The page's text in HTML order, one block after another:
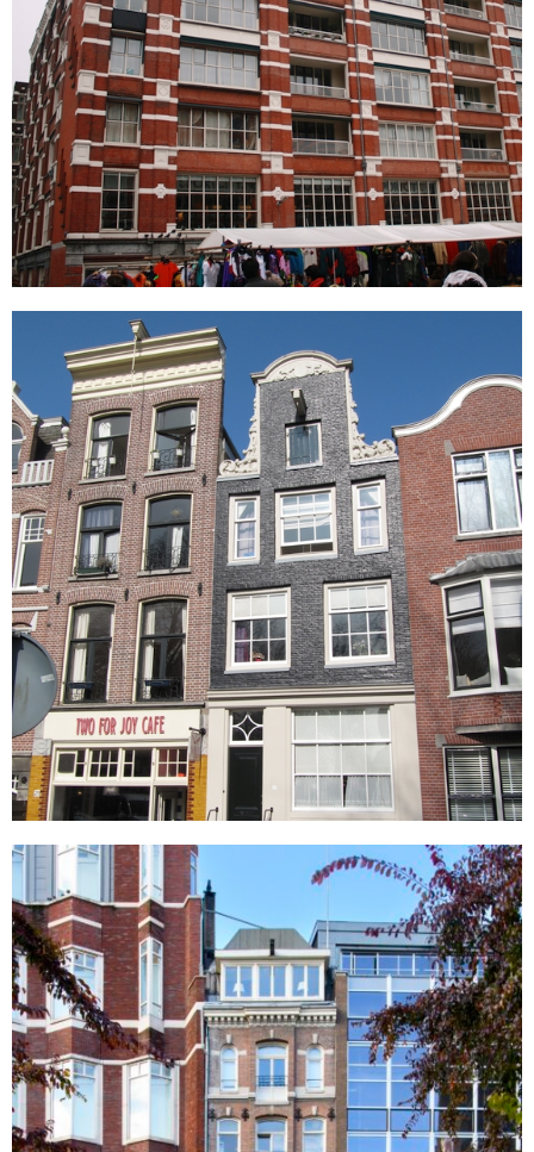
Frederiksplein 31
Amsterdam
Damrak 68
Amsterdam